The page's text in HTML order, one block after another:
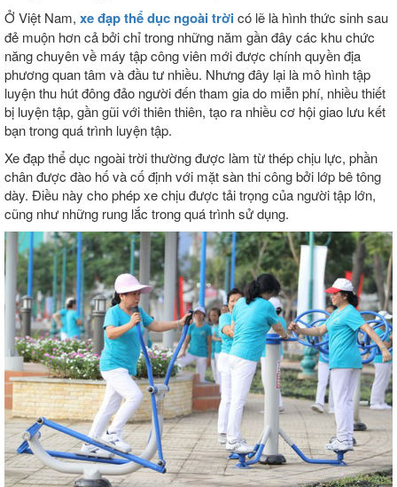
Ở Việt Nam, xe đạp thể dục ngoài trờicó lẽ là hình thức sinh sau
đẻ muộn hơn cả bởi chỉ trong những năm gần đây các khu chức
năng chuyên về máy tập công viên mới được chính quyền địa
phương quan tâm và đầu tư nhiều. Nhưng đây lại là mô hình tập
luyện thu hút đông đảo người đến tham gia do miễn phí, nhiều thiết
bị luyện tập, gần gũi với thiên thiên, tạo ra nhiều cơ hội giao lưu kết
bạn trong quá trình luyện tập.
Xe đạp thể dục ngoài trời thường được làm từ thép chịu lực, phần
chân được đào hố và cố định với mặt sàn thi công bởi lớp bê tông
dày. Điều này cho phép xe chịu được tải trọng của người tập lớn,
cũng như những rung lắc trong quá trình sử dụng.